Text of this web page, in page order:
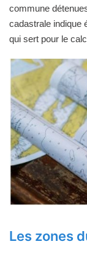
commune
cadastrale indique
qui sert pour le
Les zones